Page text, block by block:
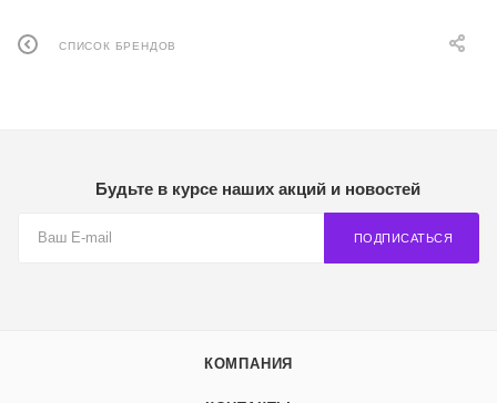
СПИСОК БРЕНДОВ
Будьте в курсе наших акций и новостей
ПОДПИСАТЬСЯ
КОМПАНИЯ